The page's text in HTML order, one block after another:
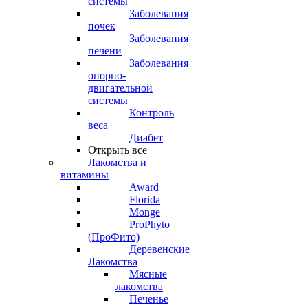
Заболевания
почек
Заболевания
печени
Заболевания
опорно-
двигательной
системы
Контроль
веса
Диабет
Открыть все
Лакомства и
витамины
Award
Florida
Monge
ProPhyto
(ПроФито)
Деревенские
Лакомства
Мясные
лакомства
Печенье